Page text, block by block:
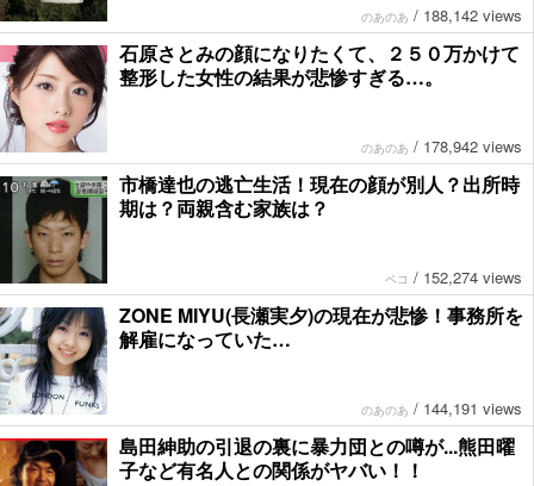
のあのあ / 188,142 views
石原さとみの顔になりたくて、２５０万かけて
整形した女性の結果が悲惨すぎる…。
のあのあ / 178,942 views
市橋達也の逃亡生活！現在の顔が別人？出所時
期は？両親含む家族は？
ペコ / 152,274 views
ZONE MIYU(長瀬実夕)の現在が悲惨！事務所を
解雇になっていた…
のあのあ / 144,191 views
島田紳助の引退の裏に暴力団との噂が...熊田曜
子など有名人との関係がヤバい！！